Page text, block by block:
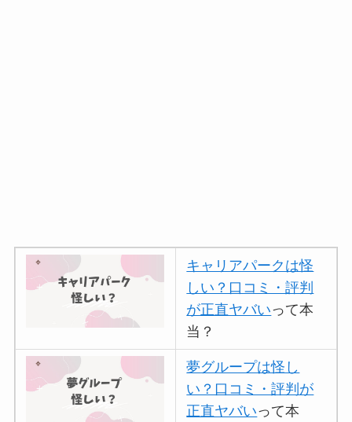
キャリアパークは怪
しい？口コミ・評判
が正直ヤバいって本
当？
夢グループは怪し
い？口コミ・評判が
正直ヤバいって本